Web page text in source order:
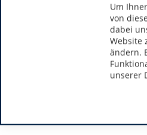
Um
von
dabei
Website
ändern.
unserer